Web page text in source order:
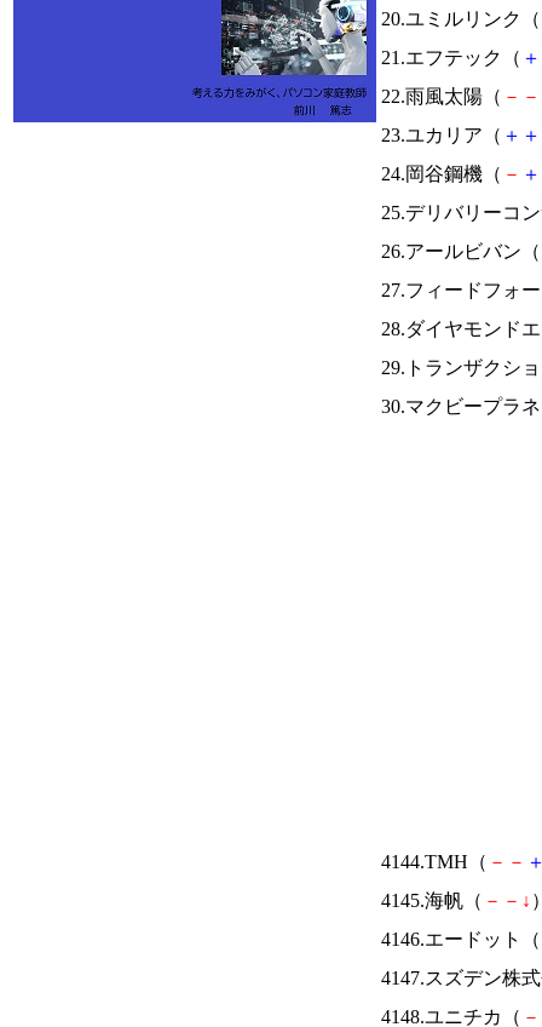
20.ユミルリンク（
21.エフテック（ ＋
22.雨風太陽（ － －
23.ユカリア（ ＋ ＋
24.岡谷鋼機（ － ＋
25.デリバリーコ
26.アールビバン（
27.フィードフォ
28.ダイヤモンド
29.トランザクシ
30.マクビープラ
4144.TMH（ － －
4145.海帆（ － － ↓
4146.エードット（
4147.スズデン株
4148.ユニチカ（ －